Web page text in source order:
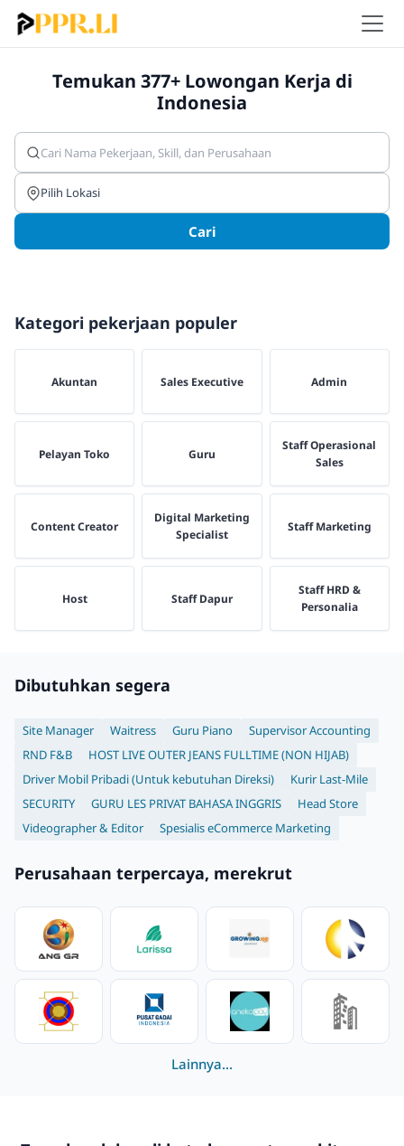
Temukan 377+ Lowongan Kerja di
Indonesia
Cari
Kategori pekerjaan populer
Akuntan Sales Executive Admin
Pelayan Toko Guru
Staff Operasional
Sales
Content Creator
Digital Marketing
Specialist
Staff Marketing
Host Staff Dapur
Staff HRD &
Personalia
Dibutuhkan segera
Site Manager Waitress Guru Piano
Supervisor Accounting
RND F&B
HOST LIVE OUTER JEANS FULLTIME (NON HIJAB)
Driver Mobil Pribadi (Untuk kebutuhan Direksi)
Kurir Last-Mile
SECURITY
GURU LES PRIVAT BAHASA INGGRIS
Head Store
Videographer & Editor
Spesialis eCommerce Marketing
Perusahaan terpercaya, merekrut
Lainnya...